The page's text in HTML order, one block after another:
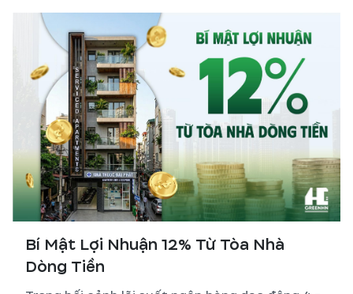
Bí Mật Lợi Nhuận 12% Từ Tòa Nhà
Dòng Tiền